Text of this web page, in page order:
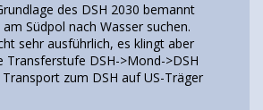
des DSH 2030 bemannt
Südpol nach Wasser suchen.
sehr ausführlich, es klingt aber
Transferstufe DSH->Mond->DSH
zum DSH auf US-Träger